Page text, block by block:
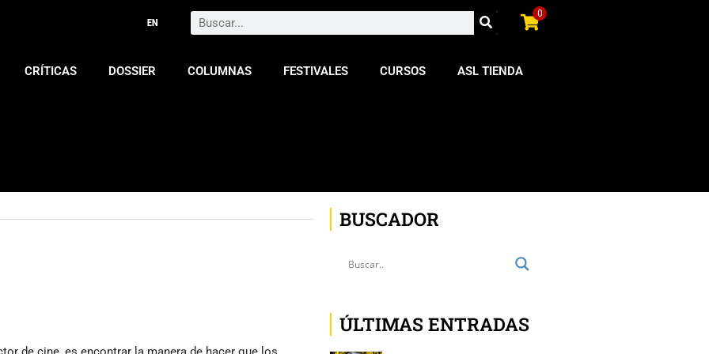
Search 0
CRÍTICAS DOSSIER COLUMNAS FESTIVALES CURSOS ASL TIENDA
BUSCADOR
ÚLTIMAS ENTRADAS